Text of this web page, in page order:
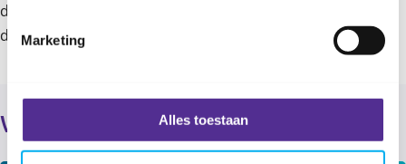
Marketing
Alles toestaan
dan gerust
denken graag met je mee.
Verder lezen